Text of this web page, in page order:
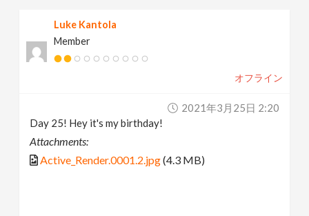
Luke Kantola
Member
オフライン
2021年3月25日 2:20
Day 25! Hey it's my birthday!
Attachments:
Active_Render.0001.2.jpg(4.3 MB)